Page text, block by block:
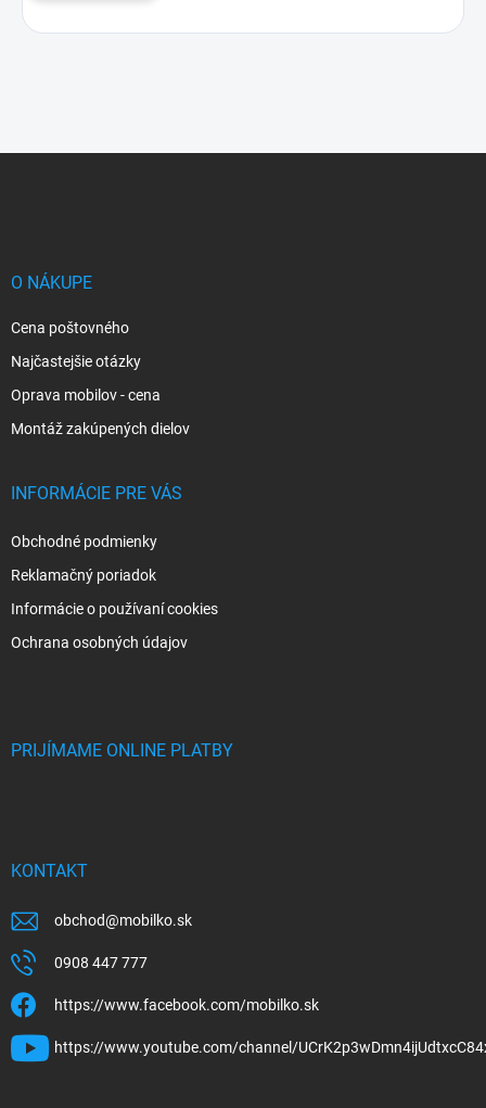
O NÁKUPE
Cena poštovného
Najčastejšie otázky
Oprava mobilov - cena
Montáž zakúpených dielov
INFORMÁCIE PRE VÁS
Obchodné podmienky
Reklamačný poriadok
Informácie o používaní cookies
Ochrana osobných údajov
PRIJÍMAME ONLINE PLATBY
KONTAKT
obchod@mobilko.sk
0908 447 777
https://www.facebook.com/mobilko.sk
https://www.youtube.com/channel/